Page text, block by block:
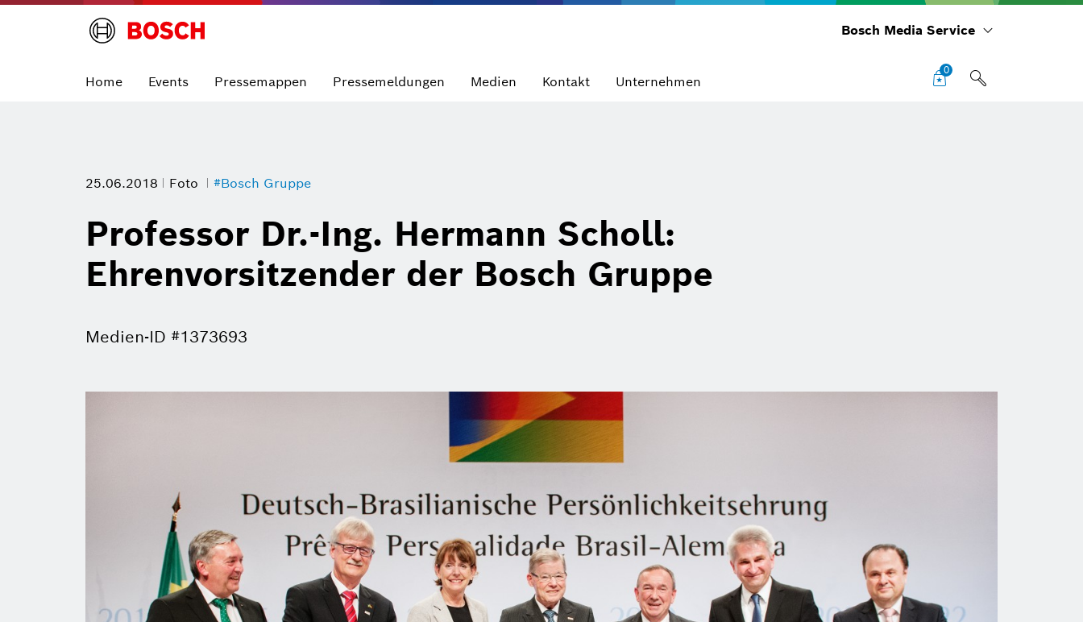
Bosch Media Service
Home Events Pressemappen Pressemeldungen Medien Kontakt Unternehmen
0
25.06.2018 Foto #Bosch Gruppe
Professor Dr.-Ing. Hermann Scholl:
Ehrenvorsitzender der Bosch Gruppe
Medien-ID #1373693